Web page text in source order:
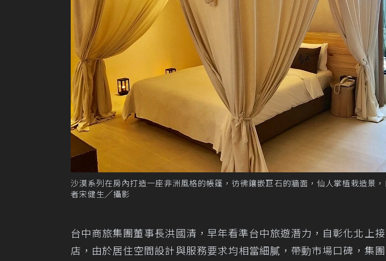
沙漠系列在房內打造一座非洲風格的帳篷，彷彿鑲嵌巨石的牆面，仙人掌植栽造景
者宋健生╱攝影
台中商旅集團董事長洪國清，早年看準台中旅遊潛力，自彰化北上
店，由於居住空間設計與服務要求均相當細膩，帶動市場口碑，集